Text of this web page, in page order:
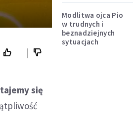
się
Modlitwa ojca Pio
w trudnych i
beznadziejnych
sytuacjach